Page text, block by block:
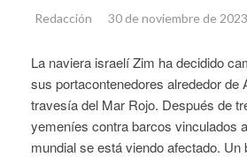
Redacción 30 de noviembre de 2023
La naviera israelí Zim ha decidido
sus portacontenedores alrededor de
travesía del Mar Rojo. Después de
yemeníes contra barcos vinculados
mundial se está viendo afectado. Un